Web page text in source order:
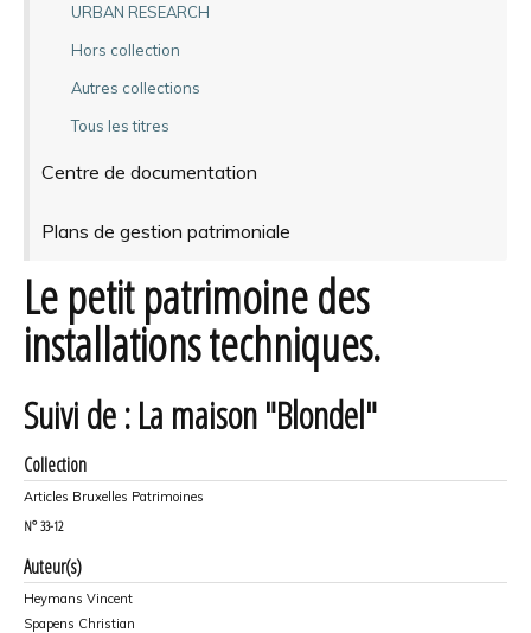
URBAN RESEARCH
Hors collection
Autres collections
Tous les titres
Centre de documentation
Plans de gestion patrimoniale
Le petit patrimoine des
installations techniques.
Suivi de : La maison "Blondel"
Collection
Articles Bruxelles Patrimoines
N° 33-12
Auteur(s)
Heymans Vincent
Spapens Christian